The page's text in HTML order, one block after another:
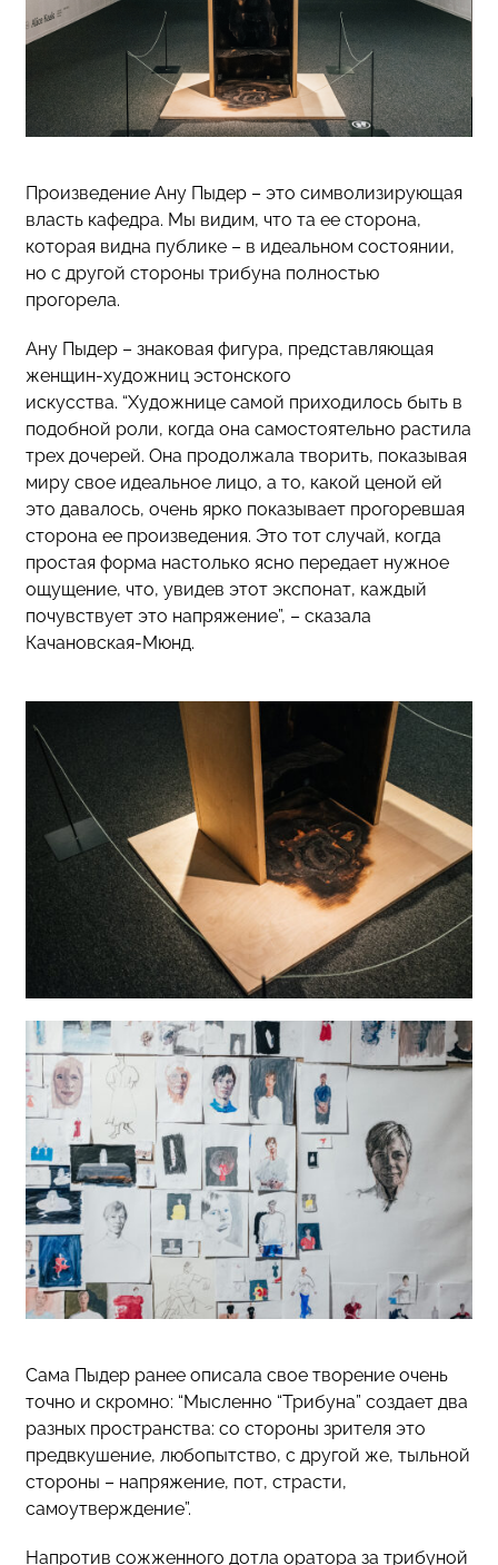
Произведение Ану Пыдер – это символизирующая
власть кафедра. Мы видим, что та ее сторона,
которая видна публике – в идеальном состоянии,
но с другой стороны трибуна полностью
прогорела.
Ану Пыдер – знаковая фигура, представляющая
женщин-художниц эстонского
искусства. “Художнице самой приходилось быть в
подобной роли, когда она самостоятельно растила
трех дочерей. Она продолжала творить, показывая
миру свое идеальное лицо, а то, какой ценой ей
это давалось, очень ярко показывает прогоревшая
сторона ее произведения. Это тот случай, когда
простая форма настолько ясно передает нужное
ощущение, что, увидев этот экспонат, каждый
почувствует это напряжение”, – сказала
Качановская-Мюнд.
Сама Пыдер ранее описала свое творение очень
точно и скромно: “Мысленно “Трибуна” создает два
разных пространства: со стороны зрителя это
предвкушение, любопытство, с другой же, тыльной
стороны – напряжение, пот, страсти,
самоутверждение”.
Напротив сожженного дотла оратора за трибуной